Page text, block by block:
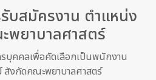
รับสมัครงาน ตำแหน่ง
พยาบาลศาสตร์
รบุคคลเพื่อคัดเลือกเป็นพนักงาน
สังกัดคณะพยาบาลศาสตร์